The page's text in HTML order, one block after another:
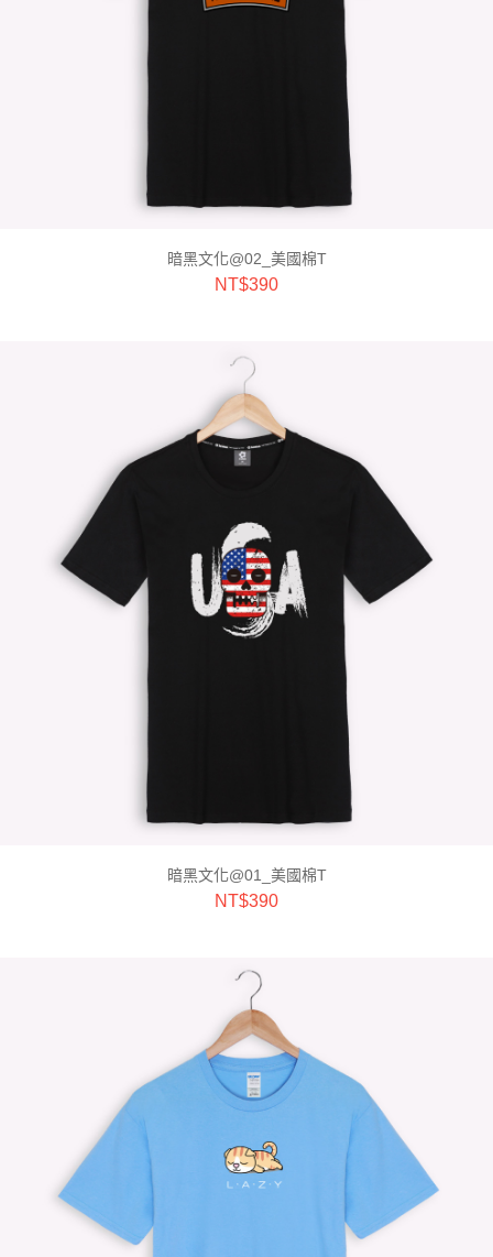
暗黑文化@02_美國棉T
NT$390
暗黑文化@01_美國棉T
NT$390